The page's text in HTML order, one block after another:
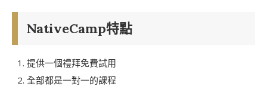
NativeCamp特點
提供一個禮拜免費試用
全部都是一對一的課程